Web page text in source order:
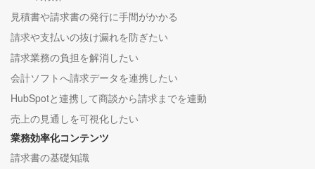
見積書や請求書の発行に手間がかかる
請求や支払いの抜け漏れを防ぎたい
請求業務の負担を解消したい
会計ソフトへ請求データを連携したい
HubSpotと連携して商談から請求までを連動
売上の見通しを可視化したい
業務効率化コンテンツ
請求書の基礎知識